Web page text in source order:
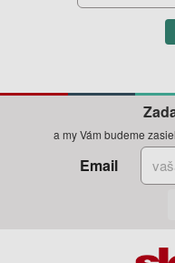
a my Vám budeme
Email